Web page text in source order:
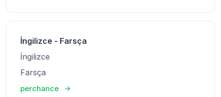
İngilizce - Farsça
İngilizce
Farsça
perchance